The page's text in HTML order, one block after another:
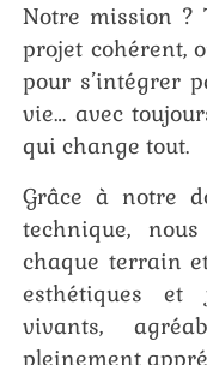
Notre mission ?
projet cohérent,
pour s’intégrer
vie… avec
qui change tout.
Grâce à notre
technique,
chaque terrain
esthétiques et
vivants,
pleinement